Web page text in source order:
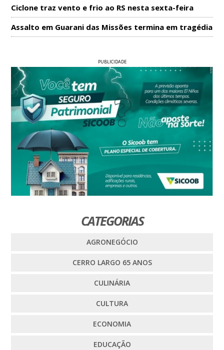
Ciclone traz vento e frio ao RS nesta sexta-feira
Assalto em Guarani das Missões termina em tragédia
PUBLICIDADE
CATEGORIAS
AGRONEGÓCIO
CERRO LARGO 65 ANOS
CULINÁRIA
CULTURA
ECONOMIA
EDUCAÇÃO